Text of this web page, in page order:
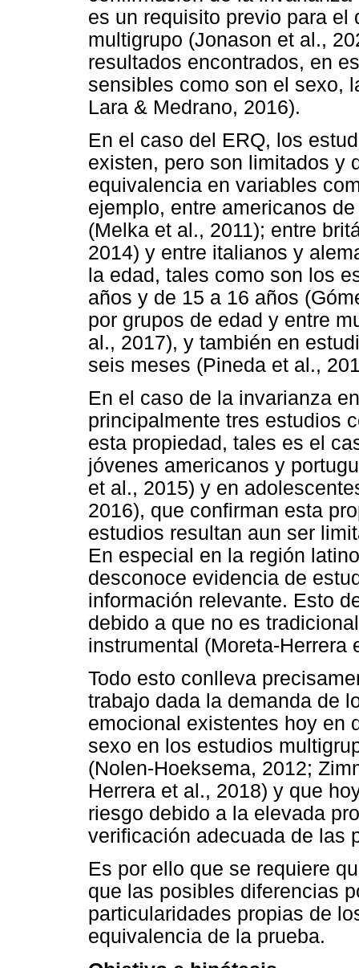
es un requisito previo para
multigrupo (Jonason et al.,
resultados encontrados, en
sensibles como son el sexo,
Lara & Medrano, 2016).
En el caso del ERQ, los
existen, pero son limitados y
equivalencia en variables
ejemplo, entre americanos
(Melka et al., 2011); entre
2014) y entre italianos y
la edad, tales como son los
años y de 15 a 16 años
por grupos de edad y entre
al., 2017), y también en
seis meses (Pineda et al.,
En el caso de la invarianza
principalmente tres estudios
esta propiedad, tales es el
jóvenes americanos y
et al., 2015) y en
2016), que confirman esta
estudios resultan aun ser
En especial en la región
desconoce evidencia de
información relevante. Esto
debido a que no es
instrumental (Moreta-Herrera
Todo esto conlleva
trabajo dada la demanda de
emocional existentes hoy en
sexo en los estudios
(Nolen-Hoeksema, 2012;
Herrera et al., 2018) y que
riesgo debido a la elevada
verificación adecuada de las
Es por ello que se requiere
que las posibles diferencias
particularidades propias de
equivalencia de la prueba.